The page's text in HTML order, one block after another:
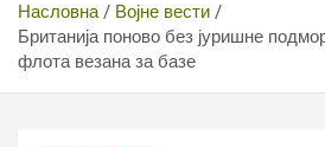
Насловна
Војне вести
Британија поново без јуришне
флота везана за базе